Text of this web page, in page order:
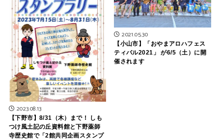
2023.08.13
【下野市】8/31（木）まで！ しも
つけ風土記の丘資料館と下野薬師
寺歴史館で「2館共同企画スタンプ
2021.05.30
【小山市】「おやまアロハフェス
ティバル2021」 が6/5（土）に開
催されます